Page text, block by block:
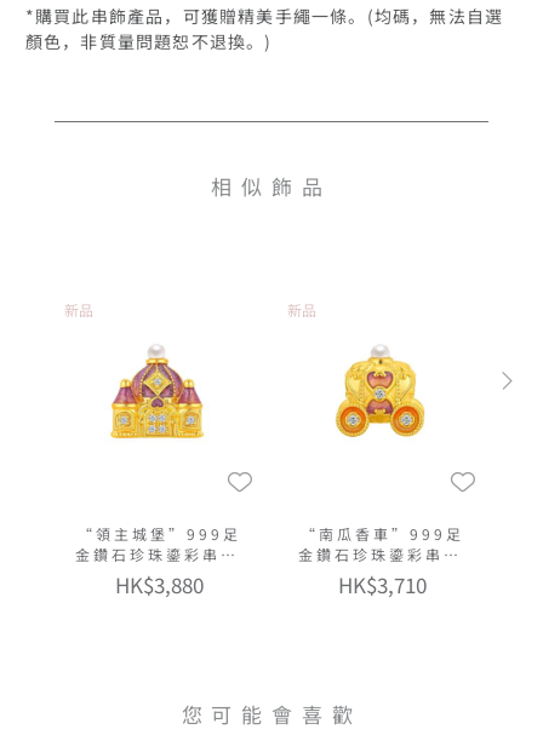
*購買此串飾產品，可獲贈精美手繩一條。(均碼，無法自選
顏色，非質量問題恕不退換。)
相似飾品
新品
“領主城堡”999足
金鑽石珍珠鎏彩串飾
連手繩
HK$3,880
新品
“南瓜香車”999足
金鑽石珍珠鎏彩串飾
連手繩
HK$3,710
您可能會喜歡